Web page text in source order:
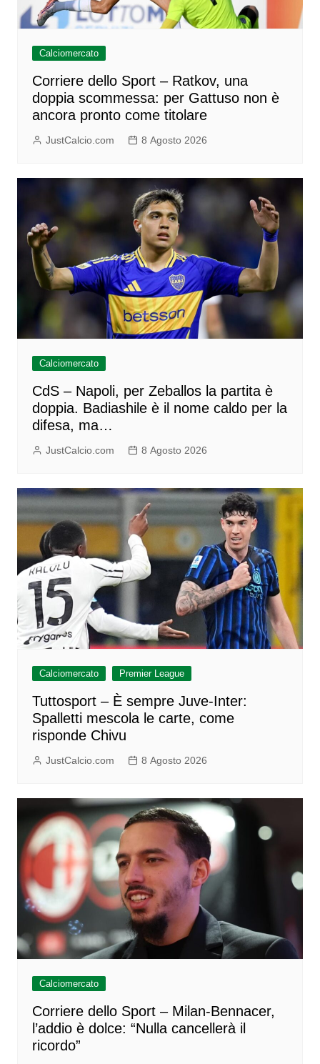
Calciomercato
Corriere dello Sport – Ratkov, una
doppia scommessa: per Gattuso non è
ancora pronto come titolare
JustCalcio.com 8 Agosto 2026
Calciomercato
CdS – Napoli, per Zeballos la partita è
doppia. Badiashile è il nome caldo per la
difesa, ma…
JustCalcio.com 8 Agosto 2026
Calciomercato Premier League
Tuttosport – È sempre Juve-Inter:
Spalletti mescola le carte, come
risponde Chivu
JustCalcio.com 8 Agosto 2026
Calciomercato
Corriere dello Sport – Milan-Bennacer,
l’addio è dolce: “Nulla cancellerà il
ricordo”